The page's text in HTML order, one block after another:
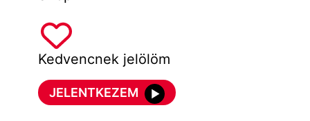
Kedvencnek jelölöm
JELENTKEZEM